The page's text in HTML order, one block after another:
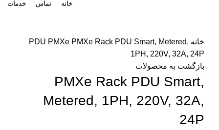
خانه تماس خدمات
خانه
PDU PMXe PMXe Rack PDU Smart, Metered,
1PH, 220V, 32A, 24P
بازگشت به محصولات
PMXe Rack PDU Smart,
Metered, 1PH, 220V, 32A,
24P